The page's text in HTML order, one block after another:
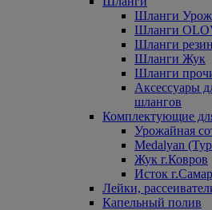
Шланги
Шланги
Шланги
Шланги Жук
Шланги
Аксессуары
шлангов
Комплектующие
Урожайная
Medalyan
Жук г.Ковров
Исток
Лейки,
Капельный полив